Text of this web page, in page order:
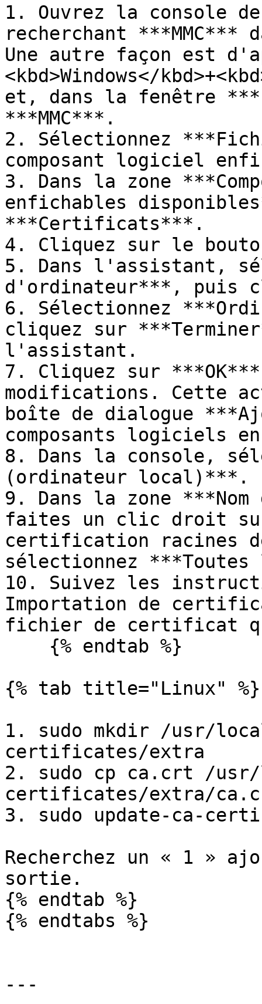
1. Ouvrez la console
recherchant ***MMC***
Une autre façon est
<kbd>Windows</
et, dans la fenêtre
***MMC***.
2. Sélectionnez
composant logiciel
3. Dans la zone
enfichables
***Certificats***.
4. Cliquez sur le
5. Dans l'assistant,
d'ordinateur***, puis
6. Sélectionnez
cliquez sur
l'assistant.
7. Cliquez sur
modifications. Cette
boîte de dialogue
composants logiciels
8. Dans la console,
(ordinateur local)***.
9. Dans la zone
faites un clic droit
certification racines
sélectionnez
10. Suivez les
Importation de
fichier de certificat
{% tab title="Linux" %}
1. sudo mkdir /usr/
certificates/extra
2. sudo cp ca.crt /
certificates/extra/
3. sudo update-ca-
Recherchez un « 1 »
sortie.
{% endtab %}
{% endtabs %}
---